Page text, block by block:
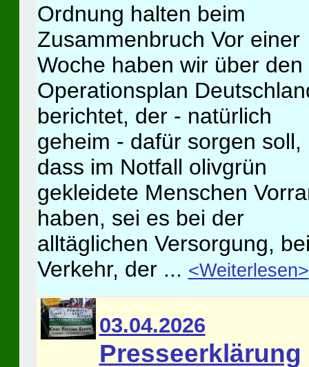
Ordnung halten beim
Zusammenbruch Vor einer
Woche haben wir über den
Operationsplan
berichtet, der - natürlich
geheim - dafür sorgen soll,
dass im Notfall olivgrün
gekleidete Menschen
haben, sei es bei der
alltäglichen Versorgung,
Verkehr, der ... <Weiterlesen>
03.04.2026
Presseerklärung